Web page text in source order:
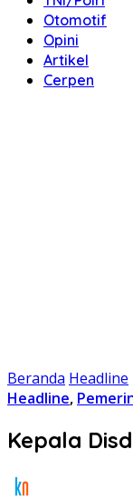
Otomotif
Opini
Artikel
Cerpen
Beranda Headline
Headline,
Kepala